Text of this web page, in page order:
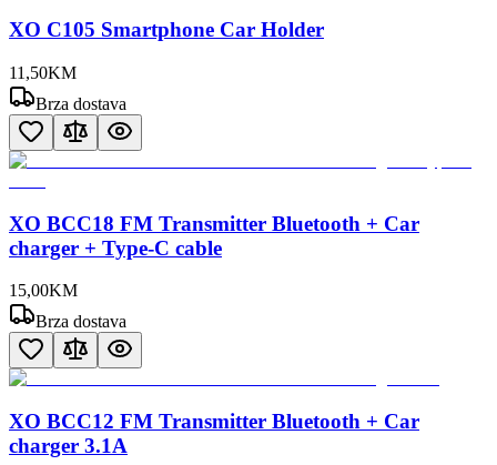
XO C105 Smartphone Car Holder
11 ,50KM
Brza dostava
XO BCC18 FM Transmitter Bluetooth + Car
charger + Type-C cable
15,00KM
Brza dostava
XO BCC12 FM Transmitter Bluetooth + Car
charger 3.1A